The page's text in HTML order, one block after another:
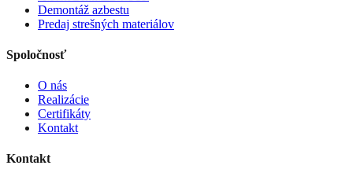
Demontáž azbestu
Predaj strešných materiálov
Spoločnosť
O nás
Realizácie
Certifikáty
Kontakt
Kontakt